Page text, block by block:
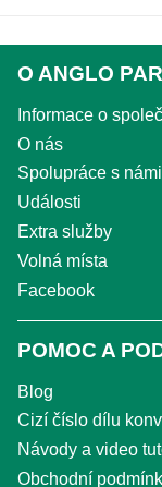
O ANGLO
Informace o
O nás
Spolupráce s námi
Události
Extra služby
Volná místa
Facebook
POMOC A
Blog
Cizí číslo dílu
Návody a video
Obchodní